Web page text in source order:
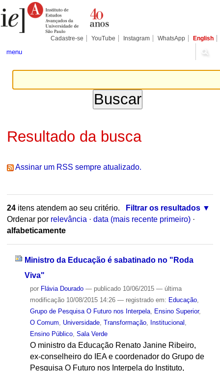
para
conteúdo.
Pessoais
Cadastre-se YouTube Instagram WhatsApp English
menu
Resultado da busca
Assinar um RSS sempre atualizado.
24itens atendem ao seu critério.
Filtrar os resultados
Ordenar por relevância · data (mais recente primeiro) ·
alfabeticamente
Ministro da Educação é sabatinado no "Roda
Viva"
por Flávia Dourado — publicado10/06/2015 — última
modificação10/08/2015 14:26 — registrado em: Educação,
Grupo de Pesquisa O Futuro nos Interpela, Ensino Superior,
O Comum
Universidade, Transformação, Institucional
Ensino Público, Sala Verde
O ministro da Educação Renato Janine Ribeiro,
ex-conselheiro do IEA e coordenador do Grupo de
Pesquisa O Futuro nos Interpela do Instituto,